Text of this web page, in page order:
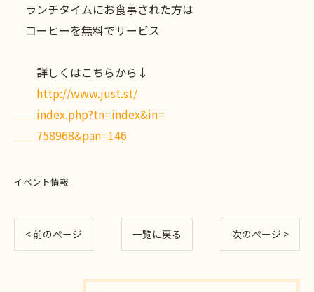
ランチタイムにお食事された方は
コーヒーを無料でサービス
詳しくはこちらから↓
http://www.just.st/
index.php?tn=index&in=
758968&pan=146
イベント情報
< 前のページ 一覧に戻る 次のページ >